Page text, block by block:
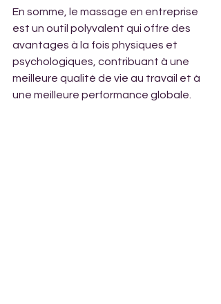
En somme, le massage en entreprise
est un outil polyvalent qui offre des
avantages à la fois physiques et
psychologiques, contribuant à une
meilleure qualité de vie au travail et à
une meilleure performance globale.